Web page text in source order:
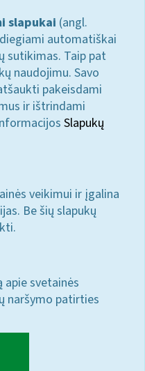
slapukai (angl.
automatiškai
sutikimas. Taip pat
naudojimu. Savo
pakeisdami
ir ištrindami
Slapukų
veikimui ir įgalina
Be šių slapukų
svetainės
naršymo patirties